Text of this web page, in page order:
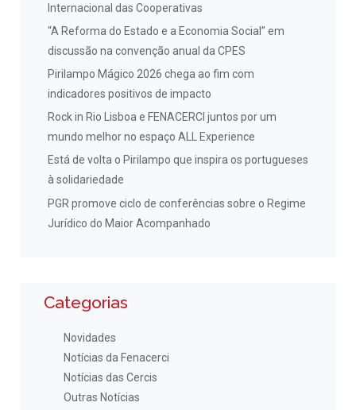
Internacional das Cooperativas
“A Reforma do Estado e a Economia Social” em
discussão na convenção anual da CPES
Pirilampo Mágico 2026 chega ao fim com
indicadores positivos de impacto
Rock in Rio Lisboa e FENACERCI juntos por um
mundo melhor no espaço ALL Experience
Está de volta o Pirilampo que inspira os portugueses
à solidariedade
PGR promove ciclo de conferências sobre o Regime
Jurídico do Maior Acompanhado
Categorias
Novidades
Notícias da Fenacerci
Notícias das Cercis
Outras Notícias